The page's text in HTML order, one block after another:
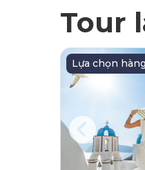
Tour
Lựa chọn